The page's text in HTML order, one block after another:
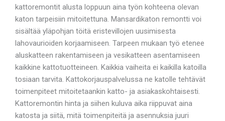
kattoremontit alusta loppuun aina työn kohteena olevan
katon tarpeisiin mitoitettuna. Mansardikaton remontti voi
sisältää yläpohjan töitä eristevillojen uusimisesta
lahovaurioiden korjaamiseen. Tarpeen mukaan työ etenee
aluskatteen rakentamiseen ja vesikatteen asentamiseen
kaikkine kattotuotteineen. Kaikkia vaiheita ei kaikilla katoilla
tosiaan tarvita. Kattokorjauspalvelussa ne katolle tehtävät
toimenpiteet mitoitetaankin katto- ja asiakaskohtaisesti.
Kattoremontin hinta ja siihen kuluva aika riippuvat aina
katosta ja siitä, mitä toimenpiteitä ja asennuksia juuri